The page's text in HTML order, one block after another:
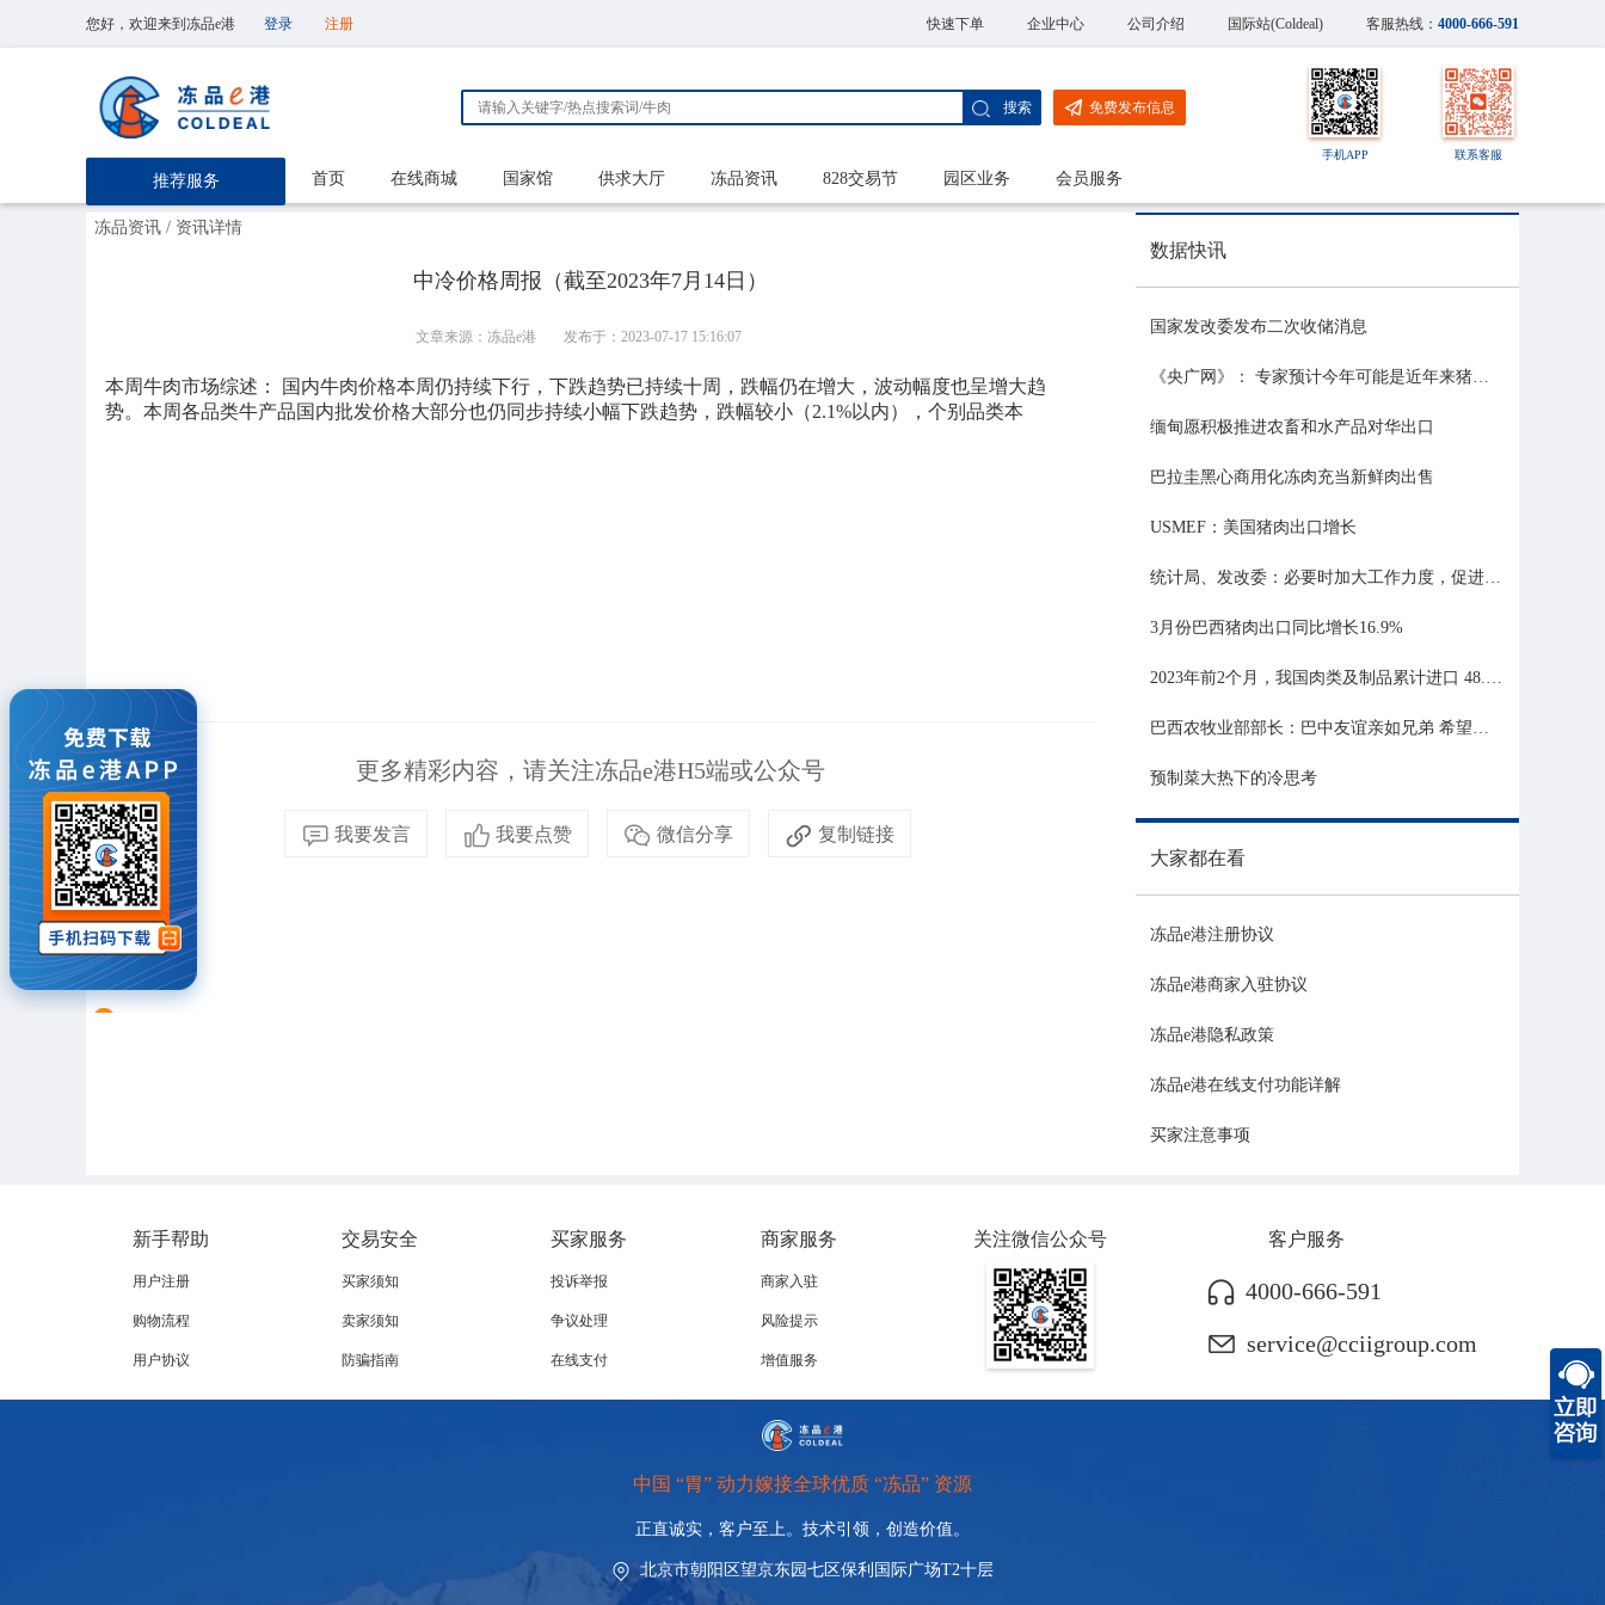
您好，欢迎来到冻品e港 登录 注册 快速下单 企业中心 公司介绍 国际站(Coldeal) 客服热线： 4000-666-591
推荐服务
搜索 免费发布信息
手机APP 联系客服
首页 在线商城 国家馆 供求大厅 冻品资讯 828交易节 园区业务 会员服务
冻品资讯 / 资讯详情
中冷价格周报（截至2023年7月14日）
文章来源：冻品e港 发布于：2023-07-17 15:16:07
本周牛肉市场综述： 国内牛肉价格本周仍持续下行，下跌趋势已持续十周，跌幅仍在增大，波动幅度也呈增大趋
势。本周各品类牛产品国内批发价格大部分也仍同步持续小幅下跌趋势，跌幅较小（2.1%以内），个别品类本
更多精彩内容，请关注冻品e港H5端或公众号
我要发言 我要点赞 微信分享 复制链接
数据快讯
国家发改委发布二次收储消息
《央广网》： 专家预计今年可能是近年来猪价最稳的一年
缅甸愿积极推进农畜和水产品对华出口
巴拉圭黑心商用化冻肉充当新鲜肉出售
USMEF：美国猪肉出口增长
统计局、发改委：必要时加大工作力度，促进生猪市场平稳运行
3月份巴西猪肉出口同比增长16.9%
2023年前2个月，我国肉类及制品累计进口 48.06 亿美元，同比增长 21.81%
巴西农牧业部部长：巴中友谊亲如兄弟 希望与中国深化农业合作
预制菜大热下的冷思考
大家都在看
冻品e港注册协议
冻品e港商家入驻协议
冻品e港隐私政策
冻品e港在线支付功能详解
买家注意事项
新手帮助
用户注册
购物流程
用户协议
交易安全
买家须知
卖家须知
防骗指南
买家服务
投诉举报
争议处理
在线支付
商家服务
商家入驻
风险提示
增值服务
关注微信公众号 客户服务
4000-666-591
service@cciigroup.com
中国 “胃” 动力嫁接全球优质 “冻品” 资源
正直诚实，客户至上。技术引领，创造价值。
北京市朝阳区望京东园七区保利国际广场T2十层